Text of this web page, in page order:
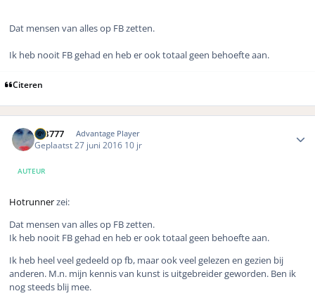
Dat mensen van alles op FB zetten.
Ik heb nooit FB gehad en heb er ook totaal geen behoefte aan.
Citeren
MB777 Advantage Player
Geplaatst27 juni 2016 10 jr
AUTEUR
Hotrunnerzei:
Dat mensen van alles op FB zetten.
Ik heb nooit FB gehad en heb er ook totaal geen behoefte aan.
Ik heb heel veel gedeeld op fb, maar ook veel gelezen en gezien bij
anderen. M.n. mijn kennis van kunst is uitgebreider geworden. Ben ik
nog steeds blij mee.